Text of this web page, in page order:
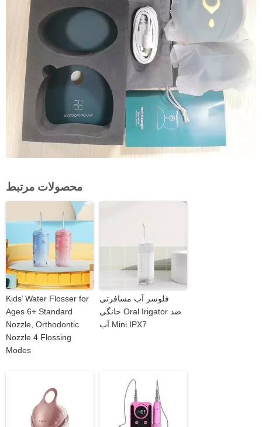
محصولات مرتبط
Kids’ Water Flosser for
Ages 6+ Standard
Nozzle, Orthodontic
Nozzle 4 Flossing
Modes
فلوسر آب مسافرتی
خانگی Oral Irigator ضد
آب Mini IPX7